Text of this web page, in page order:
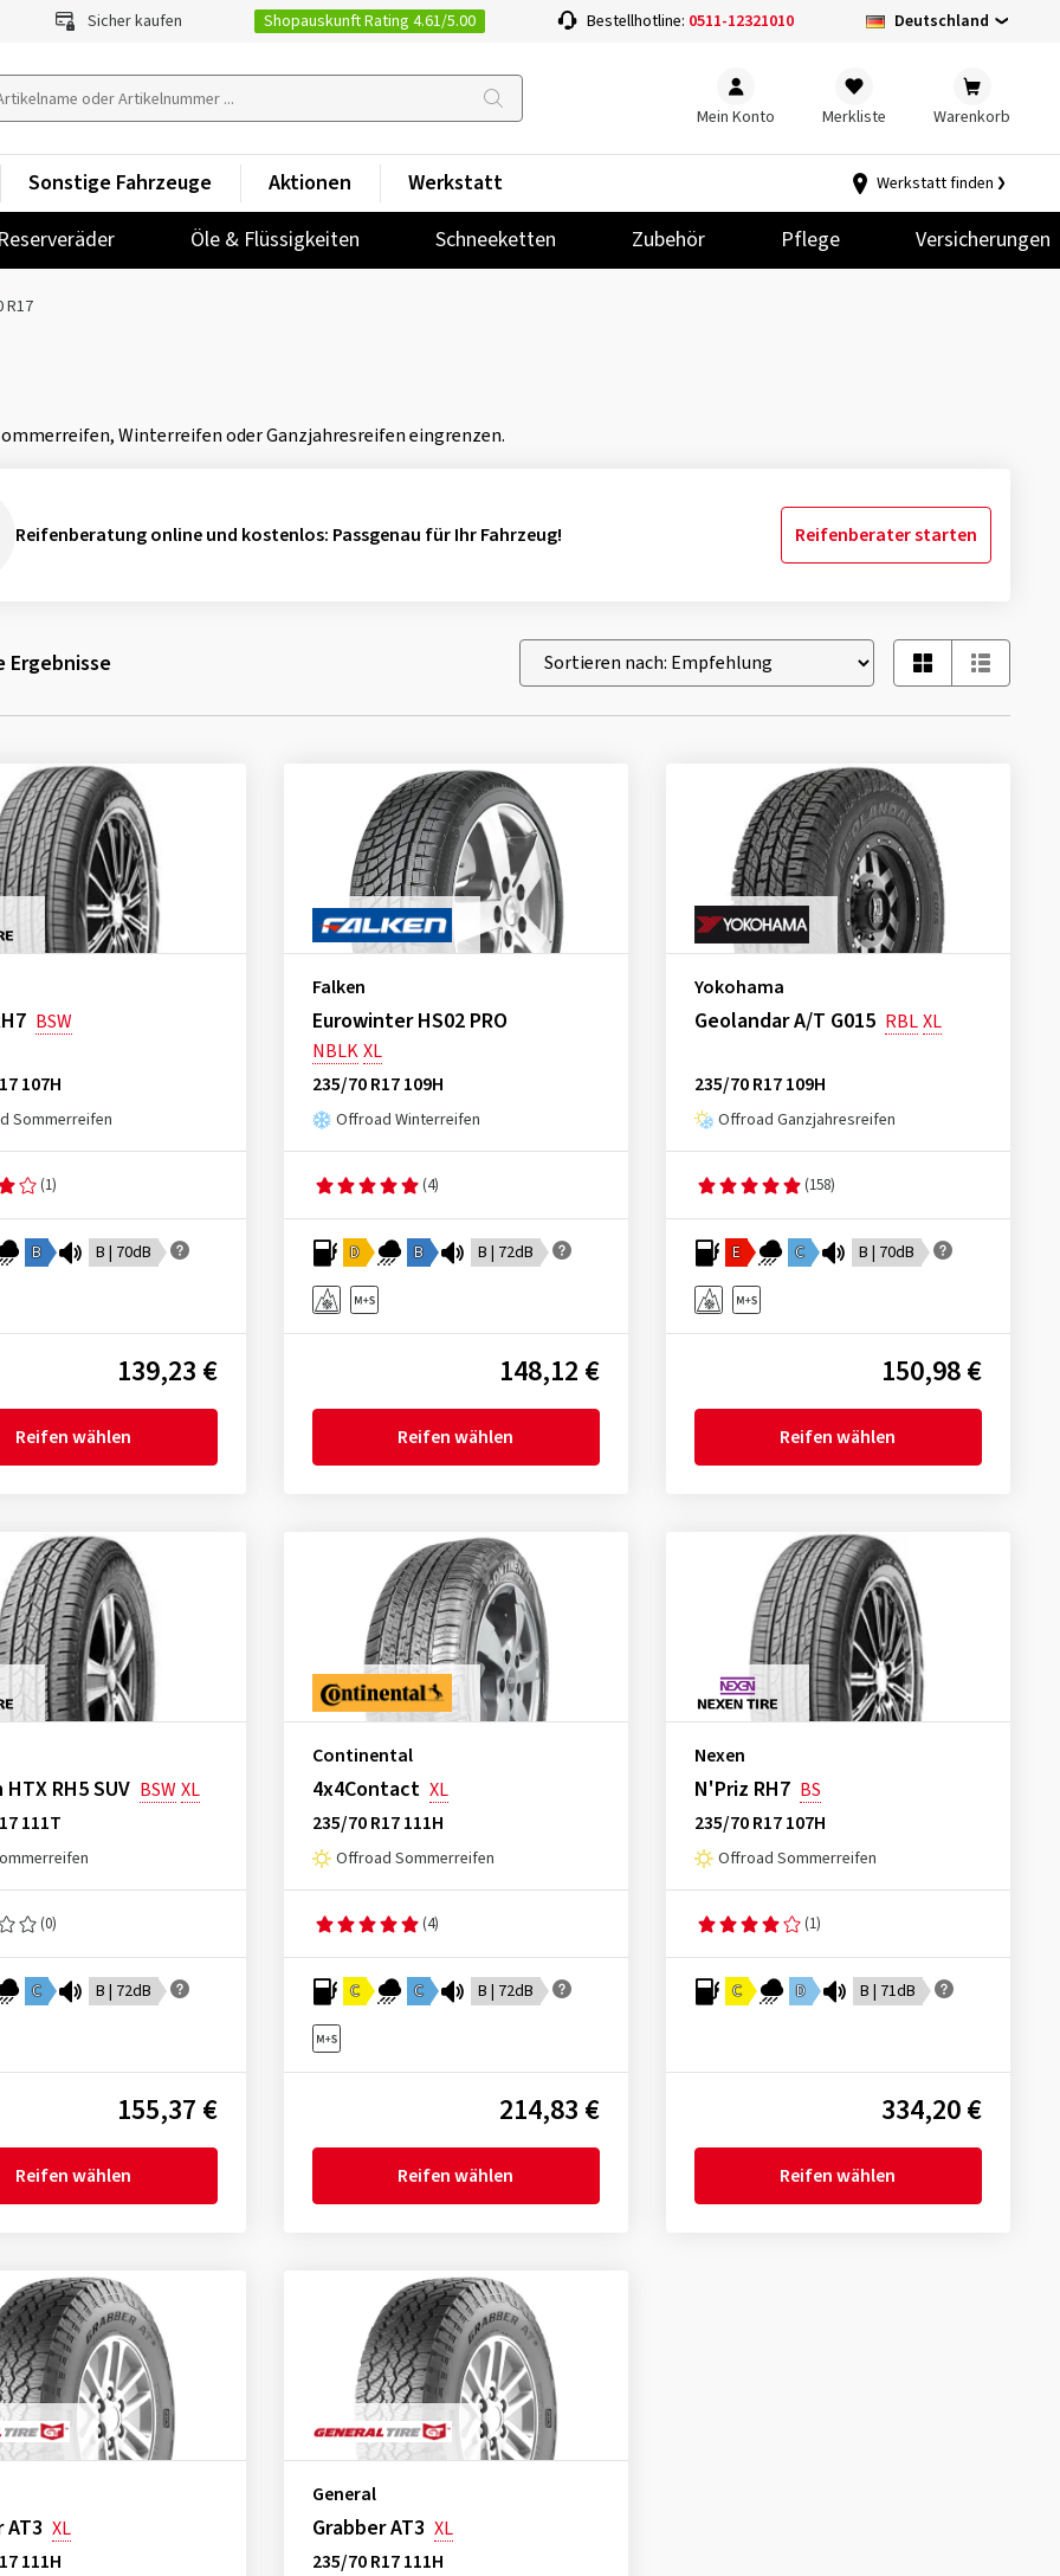
Sicher kaufen Shopauskunft Rating 4.61/5.00 Bestellhotline: 0511-12321010 Deutschland
Mein Konto Merkliste Warenkorb
Reserveräder Öle & Flüssigkeiten Schneeketten Zubehör Pflege Versicherungen
Sonstige Fahrzeuge Aktionen Werkstatt Werkstatt finden
R17
Winterreifen oder Ganzjahresreifen eingrenzen.
Reifenberatung online und kostenlos: Passgenau für Ihr Fahrzeug! Reifenberater starten
Ergebnisse
BSW
107H
Sommerreifen
(1)
B B | 70dB
139,23 €
Reifen wählen
Falken
Eurowinter HS02 PRO
NBLKXL
235/70 R17 109H
Offroad Winterreifen
(4)
D B B | 72dB
148,12 €
Reifen wählen
Yokohama
Geolandar A/T G015 RBLXL
235/70 R17 109H
Offroad Ganzjahresreifen
(158)
E C B | 70dB
150,98 €
Reifen wählen
RH5 SUV BSWXL
111T
(0)
C B | 72dB
155,37 €
Reifen wählen
Continental
4x4Contact XL
235/70 R17 111H
Offroad Sommerreifen
(4)
C C B | 72dB
214,83 €
Reifen wählen
Nexen
N'Priz RH7 BS
235/70 R17 107H
Offroad Sommerreifen
(1)
C D B | 71dB
334,20 €
Reifen wählen
AT3 XL
111H
General
Grabber AT3 XL
235/70 R17 111H